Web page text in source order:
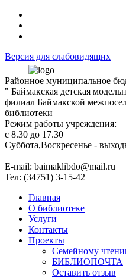
Версия для слабовидящих
Районное муниципальное
" Баймакская детская
филиал Баймакской
библиотеки
Режим работы учреждения:
с 8.30 до 17.30
Суббота,Воскресенье -
Е-mail: baimaklibdo@mail.ru
Тел: (34751) 3-15-42
Главная
О библиотеке
Услуги
Контакты
Проекты
Семейному
БИБЛИОПОЧТА
Оставить отзыв